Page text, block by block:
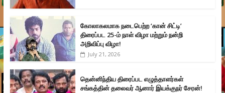
கோலாகலமாக நடைபெற்ற ‘கான் சிட்டி’
திரைப்பட 25-ம் நாள் விழா மற்றும் நன்றி
அறிவிப்பு விழா!
July 21, 2026
தென்னிந்திய திரைப்பட எழுத்தாளர்கள்
சங்கத்தின் தலைவர் ஆனார் இயக்குநர் சேரன்!